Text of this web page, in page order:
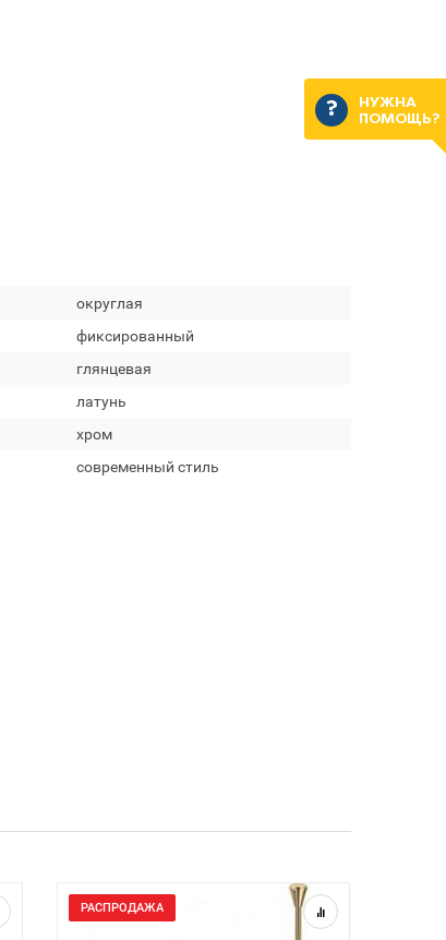
округлая
фиксированный
глянцевая
латунь
хром
современный стиль
РАСПРОДАЖА
НУЖНА
ПОМОЩЬ?